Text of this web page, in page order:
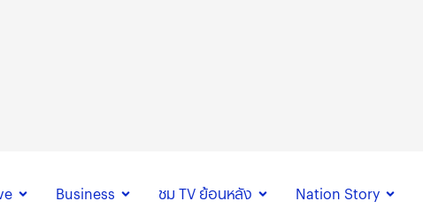
Business ชม TV ย้อนหลัง Nation Story